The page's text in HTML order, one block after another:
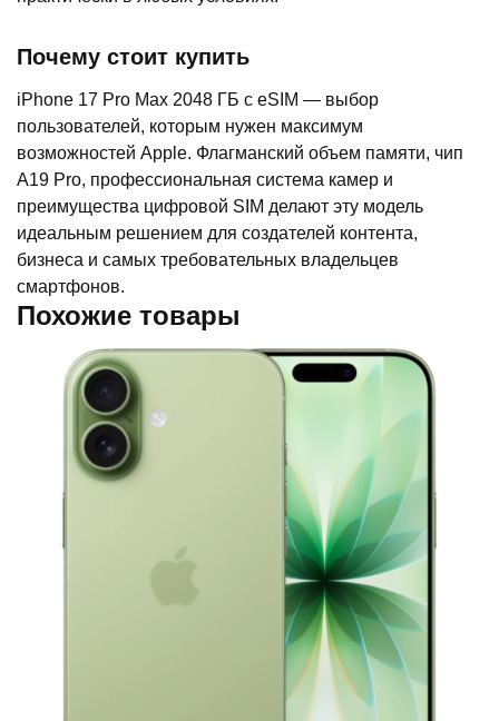
Почему стоит купить
iPhone 17 Pro Max 2048 ГБ с eSIM — выбор
пользователей, которым нужен максимум
возможностей Apple. Флагманский объем памяти, чип
A19 Pro, профессиональная система камер и
преимущества цифровой SIM делают эту модель
идеальным решением для создателей контента,
бизнеса и самых требовательных владельцев
смартфонов.
Похожие товары